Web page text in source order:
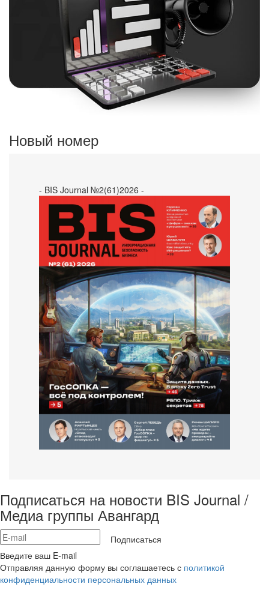
Новый номер
- BIS Journal №2(61)2026 -
Подписаться на новости BIS Journal /
Медиа группы Авангард
Подписаться
Введите ваш E-mail
Отправляя данную форму вы соглашаетесь с политикой
конфиденциальности персональных данных